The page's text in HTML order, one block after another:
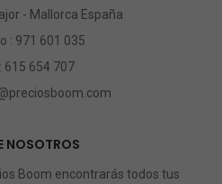
- Mallorca España
: 971 601 035
615 654 707
NOSOTROS
Boom encontrarás todos tus